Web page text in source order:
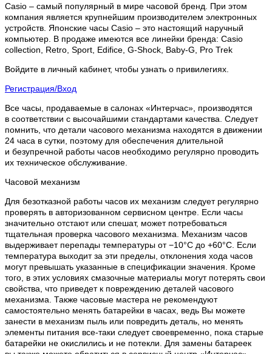
Casio – самый популярный в мире часовой бренд. При этом
компания является крупнейшим производителем электронных
устройств. Японские часы Casio – это настоящий наручный
компьютер. В продаже имеются все линейки бренда: Casio
collection, Retro, Sport, Edifice, G-Shock, Baby-G, Pro Trek
Войдите в личный кабинет, чтобы узнать о привилегиях.
Регистрация/Вход
Все часы, продаваемые в салонах «Интерчас», производятся
в соответствии с высочайшими стандартами качества. Следует
помнить, что детали часового механизма находятся в движении
24 часа в сутки, поэтому для обеспечения длительной
и безупречной работы часов необходимо регулярно проводить
их техническое обслуживание.
Часовой механизм
Для безотказной работы часов их механизм следует регулярно
проверять в авторизованном сервисном центре. Если часы
значительно отстают или спешат, может потребоваться
тщательная проверка часового механизма. Механизм часов
выдерживает перепады температуры от −10°C до +60°C. Если
температура выходит за эти пределы, отклонения хода часов
могут превышать указанные в спецификации значения. Кроме
того, в этих условиях смазочные материалы могут потерять свои
свойства, что приведет к повреждению деталей часового
механизма. Также часовые мастера не рекомендуют
самостоятельно менять батарейки в часах, ведь Вы можете
занести в механизм пыль или повредить деталь, но менять
элементы питания все-таки следует своевременно, пока старые
батарейки не окислились и не потекли. Для замены батареек